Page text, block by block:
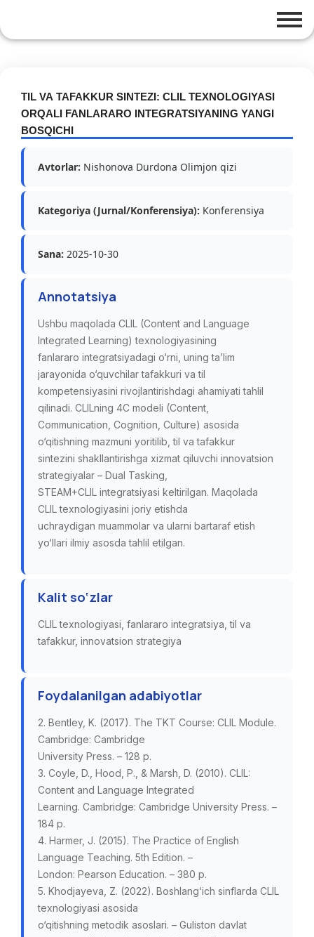
TIL VA TAFAKKUR SINTEZI: CLIL TEXNOLOGIYASI
ORQALI FANLARARO INTEGRATSIYANING YANGI
BOSQICHI
Avtorlar: Nishonova Durdona Olimjon qizi
Kategoriya (Jurnal/Konferensiya): Konferensiya
Sana: 2025-10-30
Annotatsiya
Ushbu maqolada CLIL (Content and Language
Integrated Learning) texnologiyasining
fanlararo integratsiyadagi o‘rni, uning ta’lim
jarayonida o‘quvchilar tafakkuri va til
kompetensiyasini rivojlantirishdagi ahamiyati tahlil
qilinadi. CLILning 4C modeli (Content,
Communication, Cognition, Culture) asosida
o‘qitishning mazmuni yoritilib, til va tafakkur
sintezini shakllantirishga xizmat qiluvchi innovatsion
strategiyalar – Dual Tasking,
STEAM+CLIL integratsiyasi keltirilgan. Maqolada
CLIL texnologiyasini joriy etishda
uchraydigan muammolar va ularni bartaraf etish
yo‘llari ilmiy asosda tahlil etilgan.
Kalit so‘zlar
CLIL texnologiyasi, fanlararo integratsiya, til va
tafakkur, innovatsion strategiya
Foydalanilgan adabiyotlar
2. Bentley, K. (2017). The TKT Course: CLIL Module.
Cambridge: Cambridge
University Press. – 128 p.
3. Coyle, D., Hood, P., & Marsh, D. (2010). CLIL:
Content and Language Integrated
Learning. Cambridge: Cambridge University Press. –
184 p.
4. Harmer, J. (2015). The Practice of English
Language Teaching. 5th Edition. –
London: Pearson Education. – 380 p.
5. Khodjayeva, Z. (2022). Boshlang‘ich sinflarda CLIL
texnologiyasi asosida
o‘qitishning metodik asoslari. – Guliston davlat